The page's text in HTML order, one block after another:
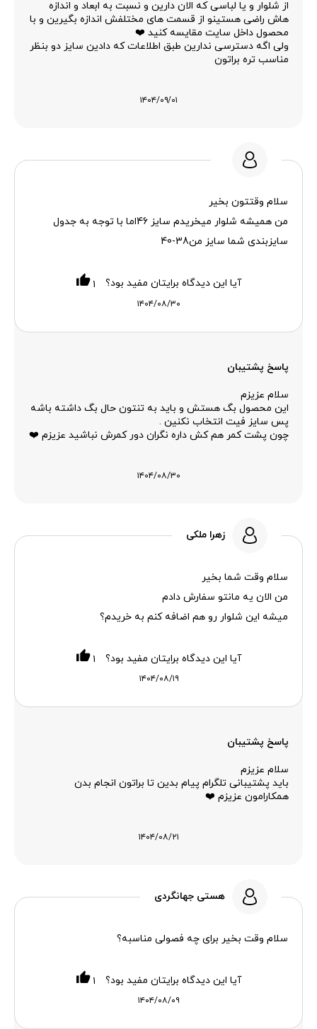
از شلوار و یا لباسی که الان دارین و نسبت به ابعاد و اندازه
هاش راضی هستینو از قسمت های مختلفش اندازه بگیرین و با
محصول داخل سایت مقایسه کنید ❤️
ولی اگه دسترسی ندارین طبق اطلاعات که دادین سایز دو بنظر
مناسب تره براتون
۱۴۰۴/۰۹/۰۱
سلام وقتتون بخیر
من همیشه شلوار میخریدم سایز 46اما با توجه به جدول
سایزبندی شما سایز من38-40
۱۴۰۴/۰۸/۳۰
آیا این دیدگاه برایتان مفید بود؟ ۱
پاسخ پشتیبان
سلام عزیزم
این محصول بگ هستش و باید به تنتون حال بگ داشته باشه
پس سایز فیت انتخاب نکنین .
چون پشت کمر هم کش داره نگران دور کمرش نباشید عزیزم ❤️
۱۴۰۴/۰۸/۳۰
زهرا ملکی
سلام وقت شما بخیر
من الان یه مانتو سفارش دادم
میشه این شلوار رو هم اضافه کنم به خریدم؟
۱۴۰۴/۰۸/۱۹
آیا این دیدگاه برایتان مفید بود؟ ۱
پاسخ پشتیبان
سلام عزیزم
باید پشتیبانی تلگرام پیام بدین تا براتون انجام بدن
همکارامون عزیزم ❤️
۱۴۰۴/۰۸/۲۱
هستی جهانگردی
سلام وقت بخیر برای چه فصولی مناسبه؟
۱۴۰۴/۰۸/۰۹
آیا این دیدگاه برایتان مفید بود؟ ۱